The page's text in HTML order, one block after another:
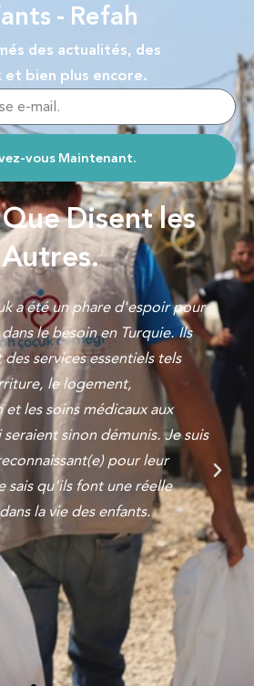
- Refah
des actualités, des
bien plus encore.
vous Maintenant.
Disent les
Autres.
à Refah Çocuk pendant
et j'ai été constamment
par l'engagement de
à fournir des soins de
Le personnel est
et ils vont au-
responsabilités pour
les enfants sont heureux et
Je recommande
Çocuk à toute personne
ONG à soutenir.